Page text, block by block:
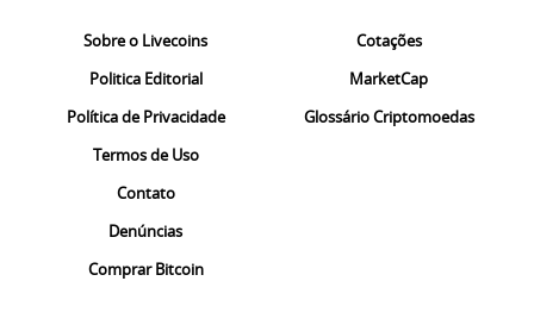
Sobre o Livecoins
Politica Editorial
Política de Privacidade
Termos de Uso
Contato
Denúncias
Comprar Bitcoin
Cotações
MarketCap
Glossário Criptomoedas